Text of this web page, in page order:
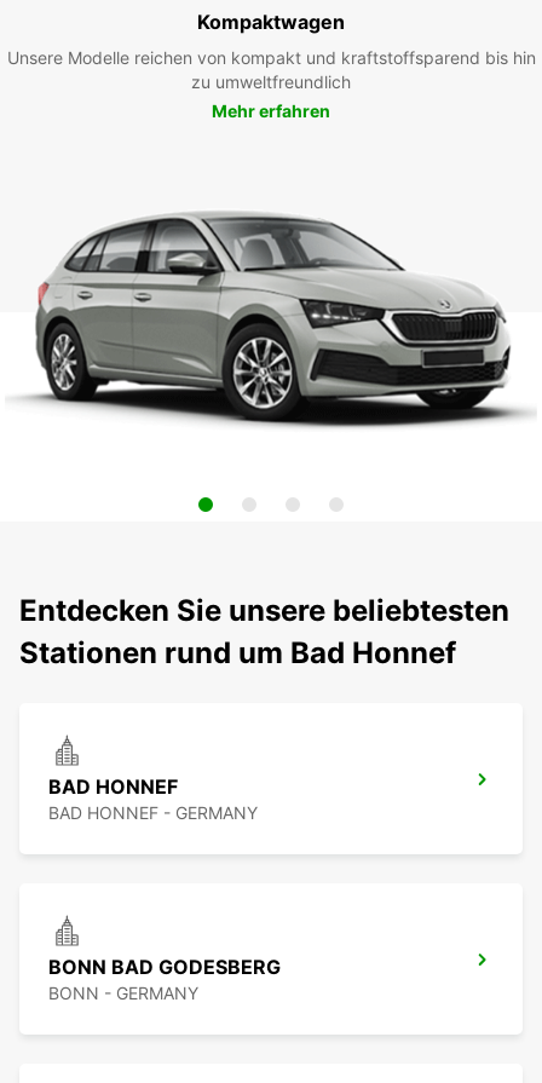
Kompaktwagen
Unsere Modelle reichen von kompakt und kraftstoffsparend bis hin
zu umweltfreundlich
Mehr erfahren
Entdecken Sie unsere beliebtesten
Stationen rund um Bad Honnef
BAD HONNEF
BAD HONNEF - GERMANY
BONN BAD GODESBERG
BONN - GERMANY